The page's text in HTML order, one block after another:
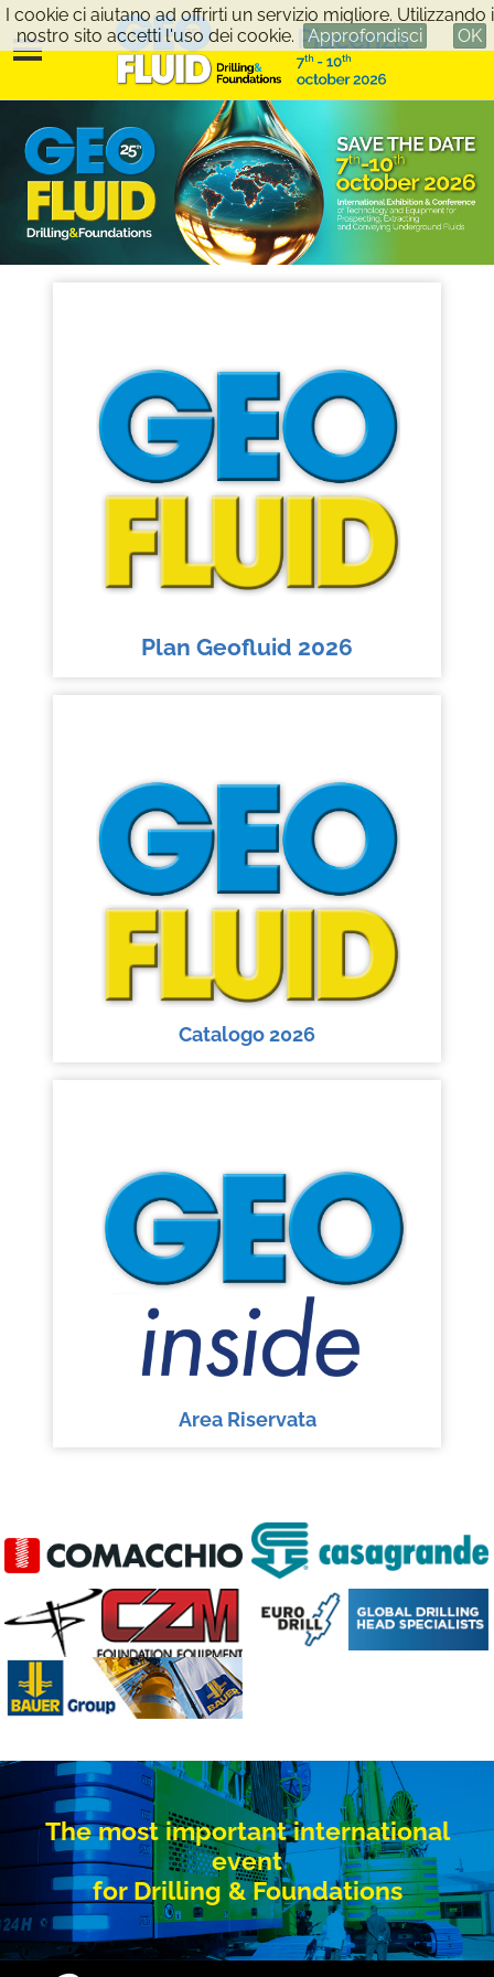
Plan Geofluid 2026
Catalogo 2026
Area Riservata
The most important international
event
for Drilling & Foundations
I cookie ci aiutano ad offrirti un servizio migliore. Utilizzando
nostro sito accetti l'uso dei cookie.
Approfondisci OK